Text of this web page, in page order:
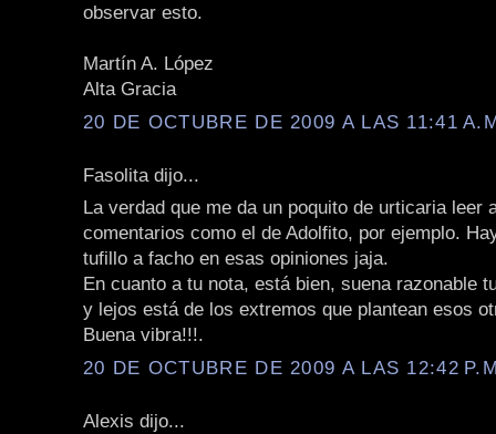
observar esto.
Martín A. López
Alta Gracia
20 DE OCTUBRE DE 2009 A LAS 11:41
Fasolita dijo...
La verdad que me da un poquito de urticaria leer
comentarios como el de Adolfito, por ejemplo.
tufillo a facho en esas opiniones jaja.
En cuanto a tu nota, está bien, suena razonable
y lejos está de los extremos que plantean esos
Buena vibra!!!.
20 DE OCTUBRE DE 2009 A LAS 12:42
Alexis dijo...